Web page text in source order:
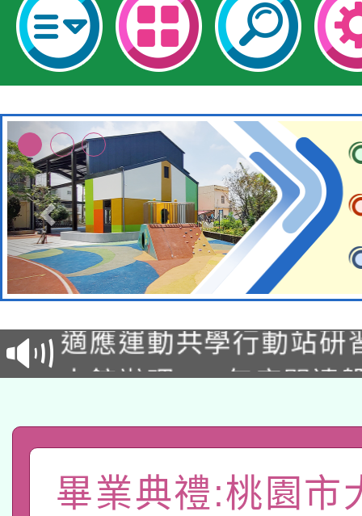
本校115學年度第2次
招甄選結果公告(無人
招)
適應運動共學行動站研
本館辦理115年度閱讀
礎課程
A3數位素養講師名單
「數位內容與教學軟體
畢業典禮:桃園市